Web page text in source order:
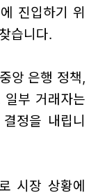
진입하기 위
습니다.
앙 은행 정책,
일부 거래자는
정을 내립니
시장 상황에